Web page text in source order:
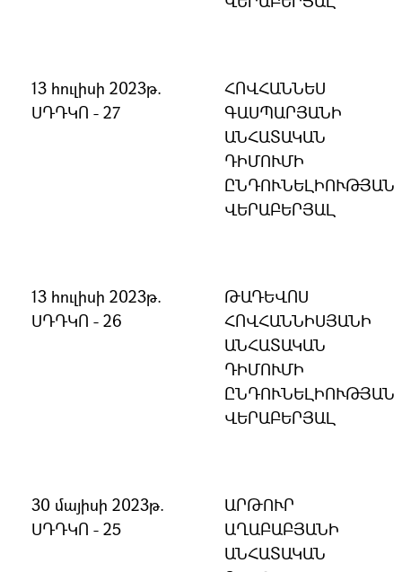
13 հուլիսի 2023թ.
ՍԴԴԿՈ - 27
ՀՈՎՀԱՆՆԵՍ
ԳԱՍՊԱՐՅԱՆԻ
ԱՆՀԱՏԱԿԱՆ
ԴԻՄՈՒՄԻ
ԸՆԴՈՒՆԵԼԻՈՒԹՅԱՆ
ՎԵՐԱԲԵՐՅԱԼ
13 հուլիսի 2023թ.
ՍԴԴԿՈ - 26
ԹԱԴԵՎՈՍ
ՀՈՎՀԱՆՆԻՍՅԱՆԻ
ԱՆՀԱՏԱԿԱՆ
ԴԻՄՈՒՄԻ
ԸՆԴՈՒՆԵԼԻՈՒԹՅԱՆ
ՎԵՐԱԲԵՐՅԱԼ
30 մայիսի 2023թ.
ՍԴԴԿՈ - 25
ԱՐԹՈՒՐ
ԱՂԱԲԱԲՅԱՆԻ
ԱՆՀԱՏԱԿԱՆ